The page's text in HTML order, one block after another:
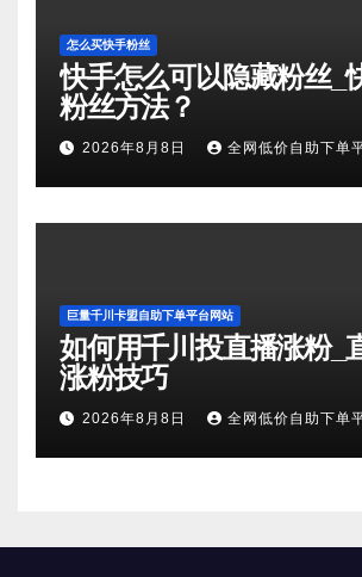
怎么买快手粉丝
快手怎么可以隐藏粉丝_
粉丝方法？
2026年8月8日 全网低价自助下单
巨量千川卡盟自助下单平台网站
如何用千川投直播涨粉_
涨粉技巧
2026年8月8日 全网低价自助下单